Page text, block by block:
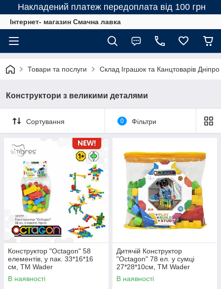
Накладений платеж передоплата від 100 грн
Інтернет- магазин Смачна лавка
Товари та послуги Склад Іграшок та Канцтоварів Дніпро
Конструктори з великими деталями
Сортування 0 Фільтри
Конструктор "Octagon" 58
елементів, у пак. 33*16*16
см, ТМ Wader
В наявності
Дитячій Конструктор
"Octagon" 78 ел. у сумці
27*28*10см, ТМ Wader
В наявності